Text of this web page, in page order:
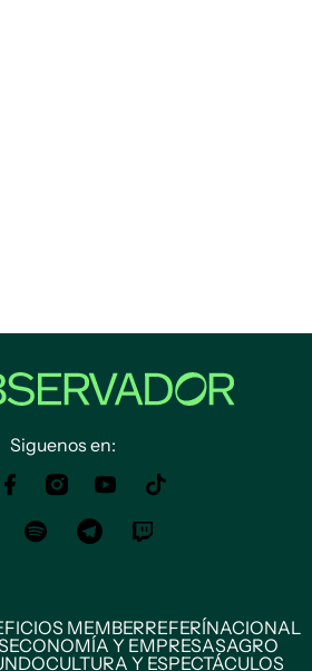
Siguenos en:
MEMBERREFERÍNACIONAL
ECONOMÍA Y EMPRESASAGRO
CULTURA Y ESPECTÁCULOS